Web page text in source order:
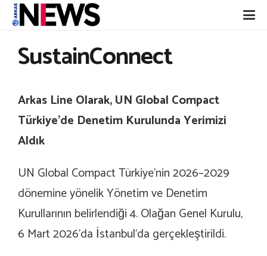
SustainConnect
Arkas Line Olarak, UN Global Compact
Türkiye’de Denetim Kurulunda Yerimizi
Aldık
UN Global Compact Türkiye’nin 2026–2029
dönemine yönelik Yönetim ve Denetim
Kurullarının belirlendiği 4. Olağan Genel Kurulu,
6 Mart 2026’da İstanbul’da gerçekleştirildi.